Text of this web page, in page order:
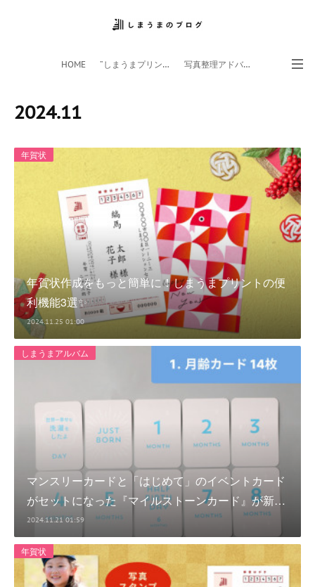
HOME ”しまうまプリント”サイト 写真整理アドバイザー
2024.11
年賀状
年賀状作成をもっと簡単に！しまうまプリントの便
利機能3選✨
2024.11.25 01:00
しまうまアルバム
マンスリーカードと「はじめて」のイベントカード
がセットになった『マイルストーンカード』が新…
2024.11.21 01:59
年賀状